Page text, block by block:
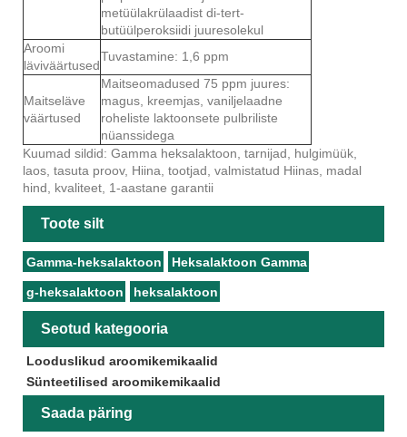
metüülakrülaadist di-tert-
butüülperoksiidi juuresolekul
Aroomi
läviväärtused
Tuvastamine: 1,6 ppm
Maitseläve
väärtused
Maitseomadused 75 ppm juures:
magus, kreemjas, vaniljelaadne
roheliste laktoonsete pulbriliste
nüanssidega
Kuumad sildid: Gamma heksalaktoon, tarnijad, hulgimüük,
laos, tasuta proov, Hiina, tootjad, valmistatud Hiinas, madal
hind, kvaliteet, 1-aastane garantii
Toote silt
Gamma-heksalaktoon Heksalaktoon Gamma
g-heksalaktoon heksalaktoon
Seotud kategooria
Looduslikud aroomikemikaalid
Sünteetilised aroomikemikaalid
Saada päring